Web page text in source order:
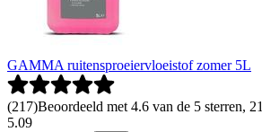
GAMMA ruitensproeiervloeistof zomer 5L
(217)Beoordeeld met 4.6 van de 5 sterren,
5.09